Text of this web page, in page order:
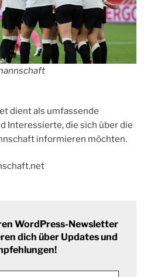
dient als umfassende
Interessierte, die sich über die
informieren möchten.
WordPress-Newsletter
dich über Updates und